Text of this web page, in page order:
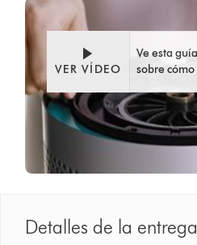
VER VÍDEO
Ve esta
sobre
Detalles de la entrega